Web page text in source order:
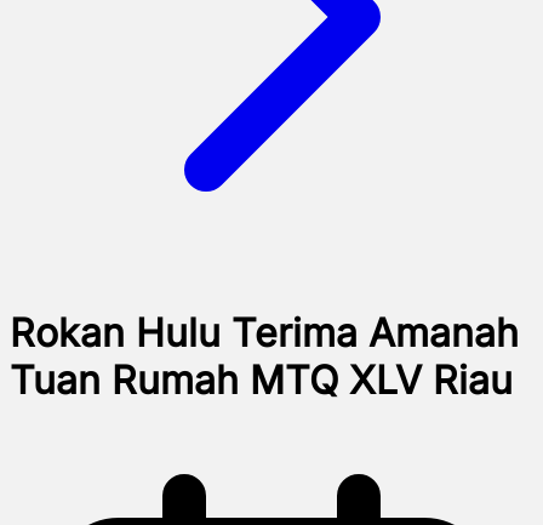
Rokan Hulu Terima Amanah
Tuan Rumah MTQ XLV Riau